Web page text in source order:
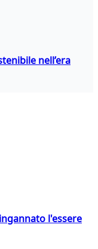
nell’era
l'essere